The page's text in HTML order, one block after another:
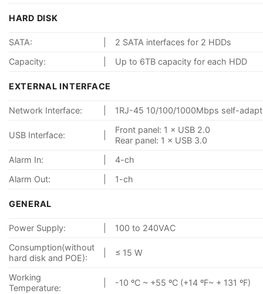
HARD DISK
SATA:
2 SATA interfaces for 2 HDDs
Capacity:
Up to 6TB capacity for each HDD
EXTERNAL INTERFACE
Network Interface: 1RJ-45 10/100/1000Mbps self-
USB Interface:
Front panel: 1 × USB 2.0
Rear panel: 1 × USB 3.0
Alarm In:
4-ch
Alarm Out:
1-ch
GENERAL
Power Supply:
100 to 240VAC
Consumption(without
hard disk and POE):
≤ 15 W
Working
Temperature:
-10 ºC ~ +55 ºC (+14 ºF~ + 131 ºF)